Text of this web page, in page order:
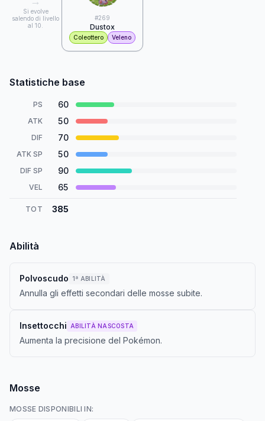
Si evolve
salendo di livello
al 10.
#269
Dustox
Coleottero Veleno
Statistiche base
PS 60
ATK 50
DIF 70
ATK SP 50
DIF SP 90
VEL 65
TOT 385
Abilità
Polvoscudo 1ª ABILITÀ
Annulla gli effetti secondari delle mosse subite.
Insettocchi ABILITÀ NASCOSTA
Aumenta la precisione del Pokémon.
Mosse
MOSSE DISPONIBILI IN: